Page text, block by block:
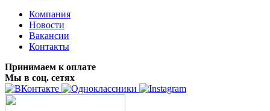
Компания
Новости
Вакансии
Контакты
Принимаем к оплате
Мы в соц. сетях